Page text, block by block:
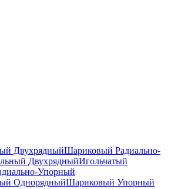
ДвухрядныйШариковый Радиально-
ДвухрядныйИгольчатый
Упорный
ОднорядныйШариковый Упорный